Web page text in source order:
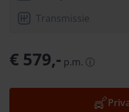
Transmissie
€ 579,- p.m. ⓘ